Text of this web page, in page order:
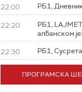
22:00 РБ1,
22:20
РБ1,
албанском
22:30 РБ1,
ПРОГРАМСКА